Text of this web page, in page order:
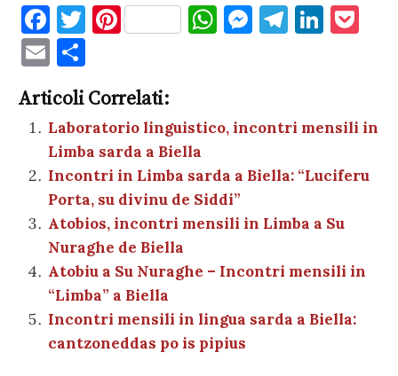
F
a
c
e
b
o
o
k
T
te
r
Pi
es
t
W
A
p
p
M
g
er
T
a
m
Li
dI
n
et
E
m
ai
l
o
n
di
vi
di
Articoli Correlati:
Laboratorio linguistico, incontri mensili in
Limba sarda a Biella
Incontri in Limba sarda a Biella: “Luciferu
Porta, su divinu de Siddi”
Atobios, incontri mensili in Limba a Su
Nuraghe de Biella
Atobiu a Su Nuraghe – Incontri mensili in
“Limba” a Biella
Incontri mensili in lingua sarda a Biella:
cantzoneddas po is pipius